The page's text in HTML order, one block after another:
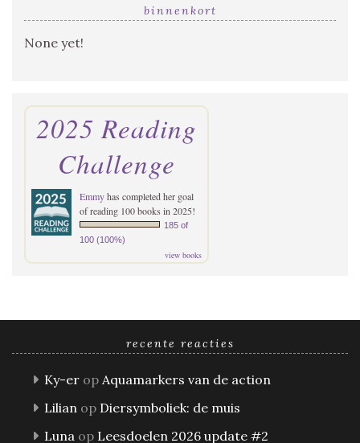
binnenkort
None yet!
2025 Reading
Challenge
Emmyhas completed her goal
of reading 100 books in 2025!
185 of
100 (100%)
view books
recente reacties
Ky-er op Aquamarkers van de action
Lilian op Diersymboliek: de muis
Luna op Leesdoelen 2026 update #2